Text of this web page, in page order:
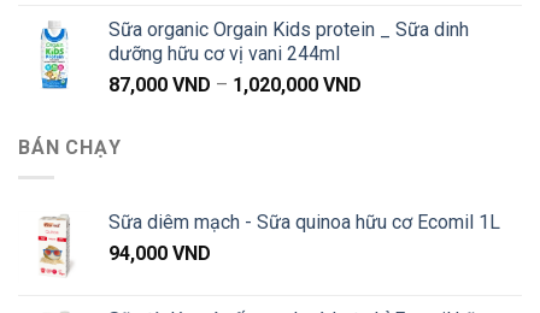
từ
Sữa organic Orgain Kids protein _ Sữa dinh
dưỡng hữu cơ vị vani 244ml
87,000 VND – 1,020,000 VND
1,020,000 VND
BÁN CHẠY
Sữa diêm mạch - Sữa quinoa hữu cơ Ecomil 1L
94,000 VND